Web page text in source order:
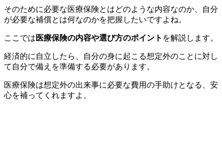
そのために必要な医療保険とはどのような内容なのか、自分
が必要な補償とは何なのかを把握したいですよね。
ここでは 医療保険の内容や選び方のポイント を解説します。
経済的に自立したら、自分の身に起こる想定外のことに対し
て自分で備えを準備する必要があります。
医療保険は想定外の出来事に必要な費用の手助けとなる、安
心を補ってくれますよ。